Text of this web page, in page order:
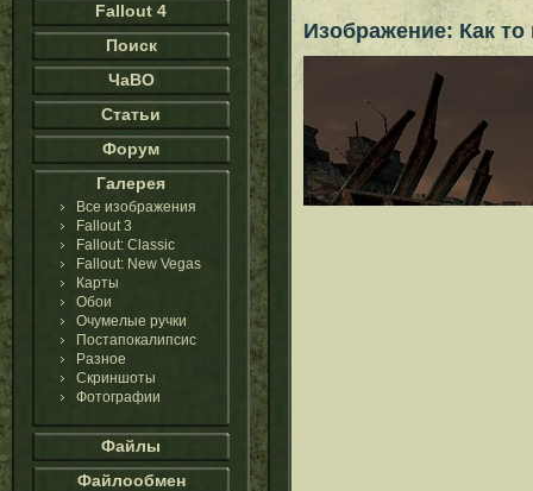
Fallout 4
Поиск
ЧаВО
Статьи
Форум
Галерея
Все изображения
Fallout 3
Fallout: Classic
Fallout: New Vegas
Карты
Обои
Очумелые ручки
Постапокалипсис
Разное
Скриншоты
Фотографии
Файлы
Файлообмен
Изображение: Как